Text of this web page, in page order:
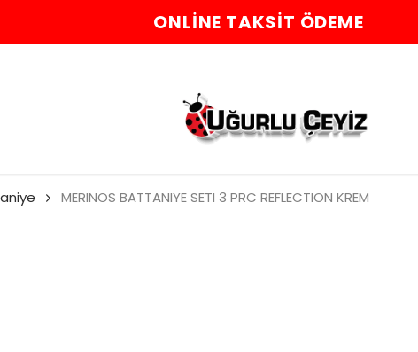
ONLINE TAKSIT ÖDEME
MERINOS BATTANIYE SETI 3 PRC REFLECTION KREM